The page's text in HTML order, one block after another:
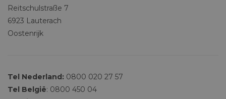
Reitschulstraße 7
6923 Lauterach
Oostenrijk
Tel Nederland: 0800 020 27 57
Tel België: 0800 450 04